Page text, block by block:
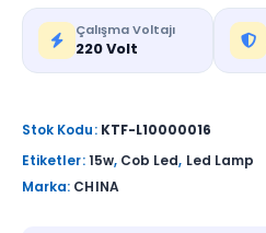
Çalışma Voltajı
220 Volt
Stok Kodu: KTF-L10000016
Etiketler:15w, Cob Led, Led Lamp
Marka: CHINA